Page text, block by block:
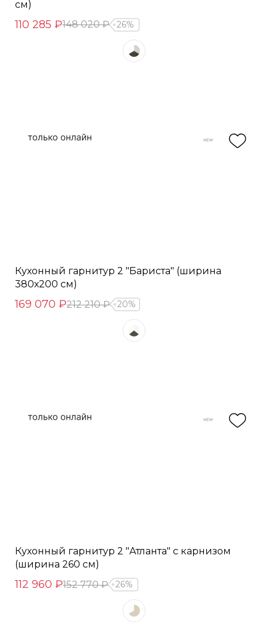
см)
110 285 ₽148 020 ₽ 26%
Кухонный гарнитур 2 "Бариста" (ширина
380х200 см)
169 070 ₽212 210 ₽ 20%
Кухонный гарнитур 2 "Атланта" с карнизом
(ширина 260 см)
112 960 ₽152 770 ₽ 26%